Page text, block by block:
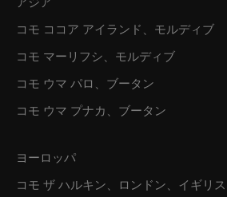
アジア
コモ ココア アイランド、モルディブ
コモ マーリフシ、モルディブ
コモ ウマ パロ、ブータン
コモ ウマ プナカ、ブータン
ヨーロッパ
コモ ザ ハルキン、ロンドン、イギリス